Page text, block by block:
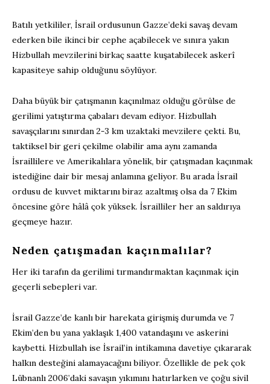
Batılı yetkililer, İsrail ordusunun Gazze’deki savaş devam
ederken bile ikinci bir cephe açabilecek ve sınıra yakın
Hizbullah mevzilerini birkaç saatte kuşatabilecek askerî
kapasiteye sahip olduğunu söylüyor.
Daha büyük bir çatışmanın kaçınılmaz olduğu görülse de
gerilimi yatıştırma çabaları devam ediyor. Hizbullah
savaşçılarını sınırdan 2-3 km uzaktaki mevzilere çekti. Bu,
taktiksel bir geri çekilme olabilir ama aynı zamanda
İsraillilere ve Amerikalılara yönelik, bir çatışmadan kaçınmak
istediğine dair bir mesaj anlamına geliyor. Bu arada İsrail
ordusu de kuvvet miktarını biraz azaltmış olsa da 7 Ekim
öncesine göre hâlâ çok yüksek. İsrailliler her an saldırıya
geçmeye hazır.
Neden çatışmadan kaçınmalılar?
Her iki tarafın da gerilimi tırmandırmaktan kaçınmak için
geçerli sebepleri var.
İsrail Gazze’de kanlı bir harekata girişmiş durumda ve 7
Ekim’den bu yana yaklaşık 1,400 vatandaşını ve askerini
kaybetti. Hizbullah ise İsrail’in intikamına davetiye çıkararak
halkın desteğini alamayacağını biliyor. Özellikle de pek çok
Lübnanlı 2006’daki savaşın yıkımını hatırlarken ve çoğu sivil